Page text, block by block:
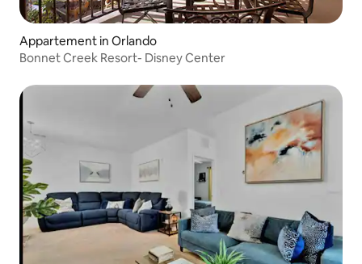
Appartement in Orlando
Bonnet Creek Resort- Disney Center